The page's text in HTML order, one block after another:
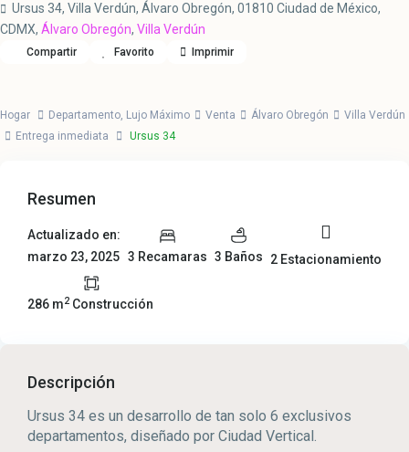
Ursus 34, Villa Verdún, Álvaro Obregón, 01810 Ciudad de México,
CDMX, Álvaro Obregón, Villa Verdún
Compartir Favorito Imprimir
Hogar Departamento, Lujo Máximo Venta Álvaro Obregón
Villa Verdún
Entrega inmediata
Ursus 34
Resumen
Actualizado en:
marzo 23, 2025 3 Recamaras 3 Baños 2 Estacionamiento
286 m2 Construcción
Descripción
Ursus 34 es un desarrollo de tan solo 6 exclusivos
departamentos, diseñado por Ciudad Vertical.